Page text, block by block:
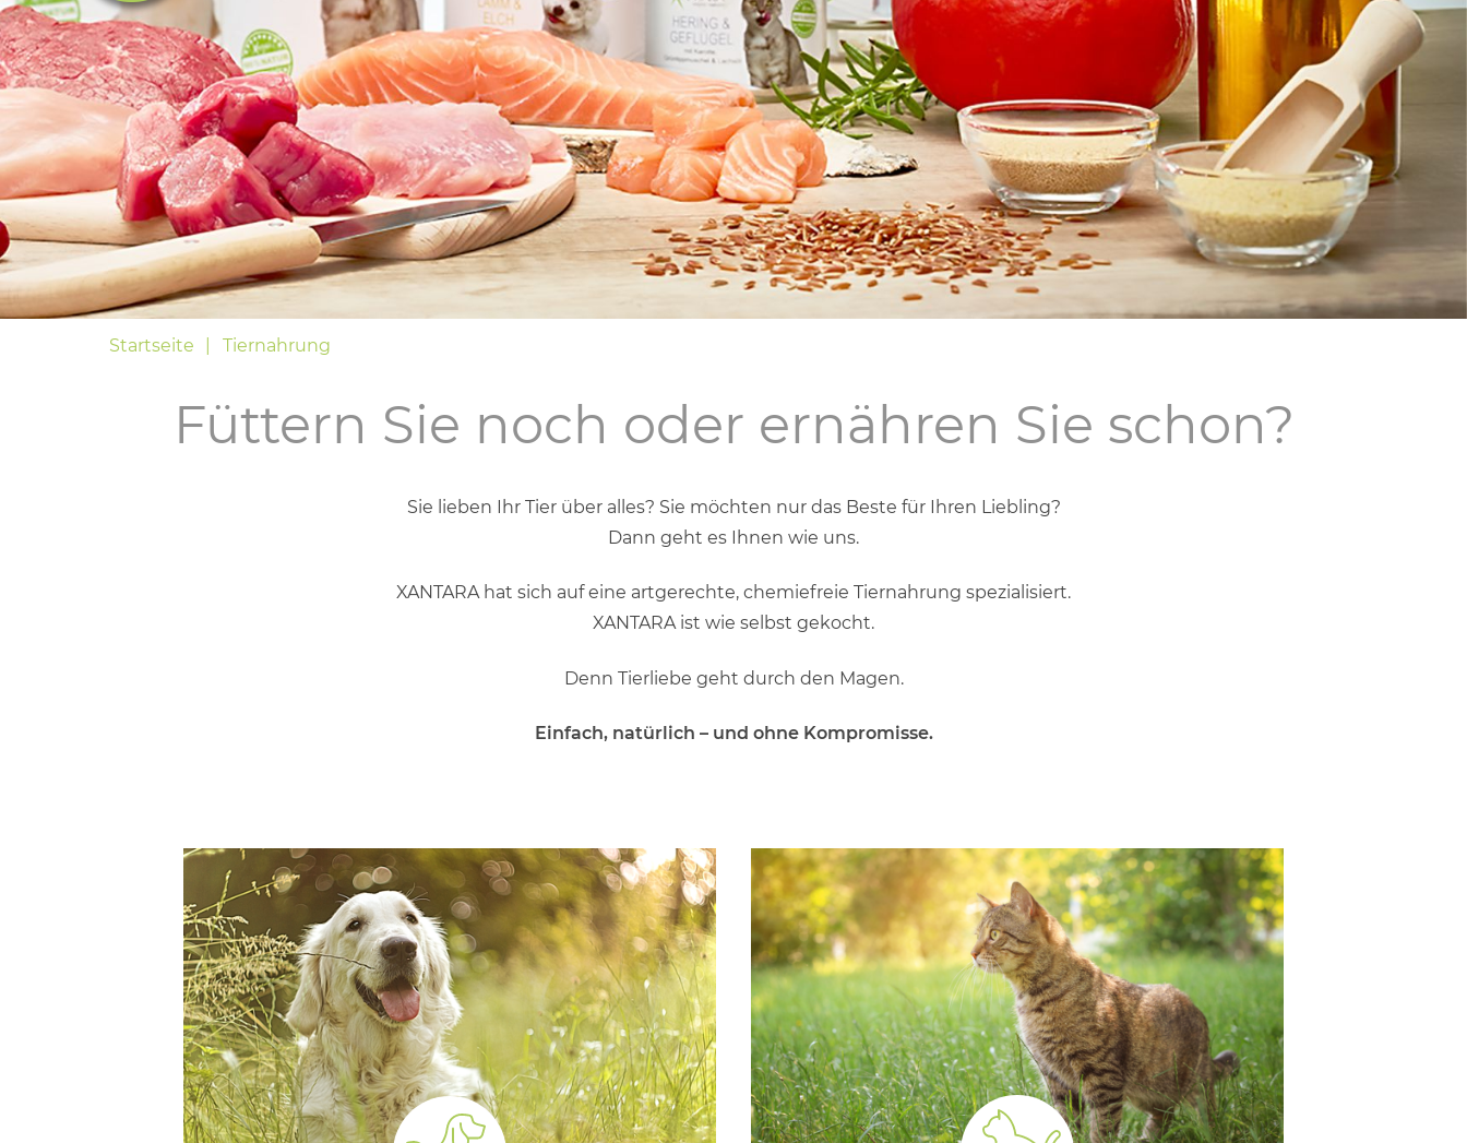
Startseite Tiernahrung
Füttern Sie noch oder ernähren Sie schon?
Sie lieben Ihr Tier über alles? Sie möchten nur das Beste für Ihren Liebling?
Dann geht es Ihnen wie uns.
XANTARA hat sich auf eine artgerechte, chemiefreie Tiernahrung spezialisiert.
XANTARA ist wie selbst gekocht.
Denn Tierliebe geht durch den Magen.
Einfach, natürlich – und ohne Kompromisse.